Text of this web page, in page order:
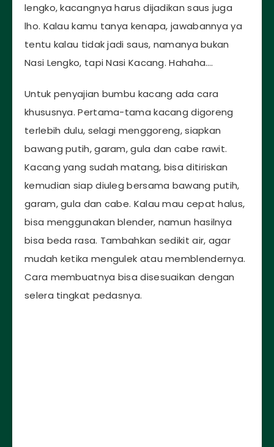
lengko, kacangnya harus dijadikan saus juga
lho. Kalau kamu tanya kenapa, jawabannya ya
tentu kalau tidak jadi saus, namanya bukan
Nasi Lengko, tapi Nasi Kacang. Hahaha….
Untuk penyajian bumbu kacang ada cara
khususnya. Pertama-tama kacang digoreng
terlebih dulu, selagi menggoreng, siapkan
bawang putih, garam, gula dan cabe rawit.
Kacang yang sudah matang, bisa ditiriskan
kemudian siap diuleg bersama bawang putih,
garam, gula dan cabe. Kalau mau cepat halus,
bisa menggunakan blender, namun hasilnya
bisa beda rasa. Tambahkan sedikit air, agar
mudah ketika mengulek atau memblendernya.
Cara membuatnya bisa disesuaikan dengan
selera tingkat pedasnya.